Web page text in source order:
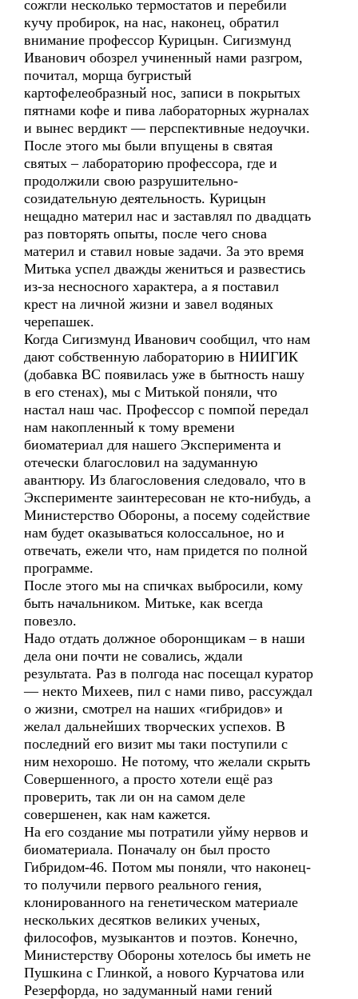
сожгли несколько термостатов и перебили
кучу пробирок, на нас, наконец, обратил
внимание профессор Курицын. Сигизмунд
Иванович обозрел учиненный нами разгром,
почитал, морща бугристый
картофелеобразный нос, записи в покрытых
пятнами кофе и пива лабораторных журналах
и вынес вердикт — перспективные недоучки.
После этого мы были впущены в святая
святых – лабораторию профессора, где и
продолжили свою разрушительно-
созидательную деятельность. Курицын
нещадно материл нас и заставлял по двадцать
раз повторять опыты, после чего снова
материл и ставил новые задачи. За это время
Митька успел дважды жениться и развестись
из-за несносного характера, а я поставил
крест на личной жизни и завел водяных
черепашек.
Когда Сигизмунд Иванович сообщил, что нам
дают собственную лабораторию в НИИГИК
(добавка ВС появилась уже в бытность нашу
в его стенах), мы с Митькой поняли, что
настал наш час. Профессор с помпой передал
нам накопленный к тому времени
биоматериал для нашего Эксперимента и
отечески благословил на задуманную
авантюру. Из благословения следовало, что в
Эксперименте заинтересован не кто-нибудь, а
Министерство Обороны, а посему содействие
нам будет оказываться колоссальное, но и
отвечать, ежели что, нам придется по полной
программе.
После этого мы на спичках выбросили, кому
быть начальником. Митьке, как всегда
повезло.
Надо отдать должное оборонщикам – в наши
дела они почти не совались, ждали
результата. Раз в полгода нас посещал куратор
— некто Михеев, пил с нами пиво, рассуждал
о жизни, смотрел на наших «гибридов» и
желал дальнейших творческих успехов. В
последний его визит мы таки поступили с
ним нехорошо. Не потому, что желали скрыть
Совершенного, а просто хотели ещё раз
проверить, так ли он на самом деле
совершенен, как нам кажется.
На его создание мы потратили уйму нервов и
биоматериала. Поначалу он был просто
Гибридом-46. Потом мы поняли, что наконец-
то получили первого реального гения,
клонированного на генетическом материале
нескольких десятков великих ученых,
философов, музыкантов и поэтов. Конечно,
Министерству Обороны хотелось бы иметь не
Пушкина с Глинкой, а нового Курчатова или
Резерфорда, но задуманный нами гений